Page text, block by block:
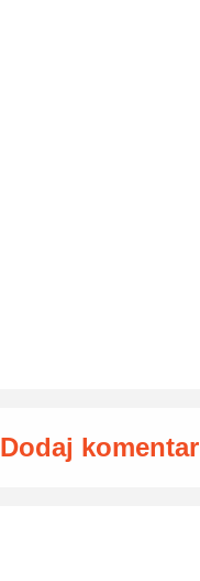
Dodaj komentar